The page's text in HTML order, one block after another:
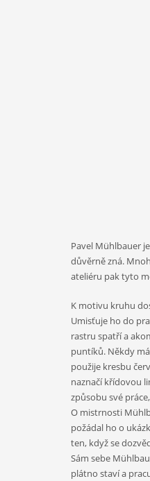
Pavel Mühlbauer
důvěrně zná.
ateliéru pak tyto
K motivu kruhu
Umisťuje ho do
rastru spatří a
puntíků. Někdy
použije kresbu
naznačí křídovou
způsobu své
O mistrnosti
požádal ho o
ten, když se
Sám sebe
plátno staví a